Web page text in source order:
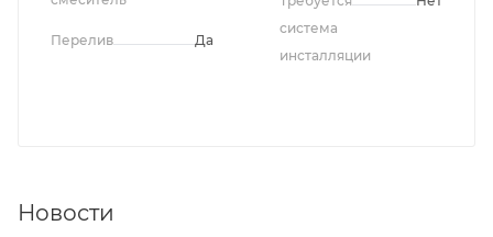
Перелив Да
система
инсталляции
Новости